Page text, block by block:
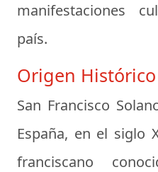
manifestaciones
país.
Origen Histórico
San Francisco
España, en el siglo
franciscano